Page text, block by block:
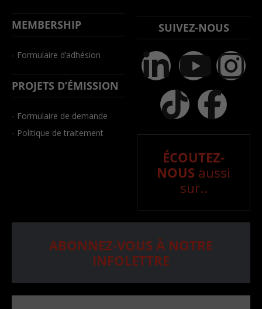
MEMBERSHIP
- Formulaire d’adhésion
PROJETS D’ÉMISSION
- Formulaire de demande
- Politique de traitement
SUIVEZ-NOUS
ÉCOUTEZ-
NOUS aussi
sur..
ABONNEZ-VOUS À NOTRE
INFOLETTRE